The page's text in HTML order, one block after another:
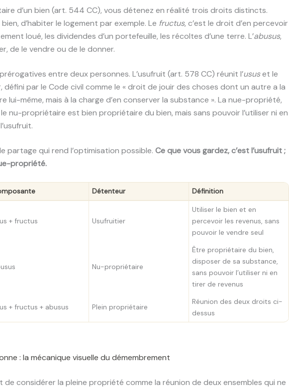
d’un bien (art. 544 CC), vous détenez en réalité trois droits distincts.
d’habiter le logement par exemple. Le fructus, c’est le droit d’en percevoir
loué, les dividendes d’un portefeuille, les récoltes d’une terre. L’abusus,
de le vendre ou de le donner.
entre deux personnes. L’usufruit (art. 578 CC) réunit l’ususet le
défini par le Code civil comme le « droit de jouir des choses dont un autre a la
lui-même, mais à la charge d’en conserver la substance ». La nue-propriété,
nu-propriétaire est bien propriétaire du bien, mais sans pouvoir l’utiliser ni en
partage qui rend l’optimisation possible. Ce que vous gardez, c’est l’usufruit ;
propriété.
Détenteur Définition
+ fructus Usufruitier
Utiliser le bien et en
percevoir les revenus, sans
pouvoir le vendre seul
Nu-propriétaire
Être propriétaire du bien,
disposer de sa substance,
sans pouvoir l’utiliser ni en
tirer de revenus
+ fructus + abusus Plein propriétaire
Réunion des deux droits ci-
dessus
: la mécanique visuelle du démembrement
de considérer la pleine propriété comme la réunion de deux ensembles qui ne